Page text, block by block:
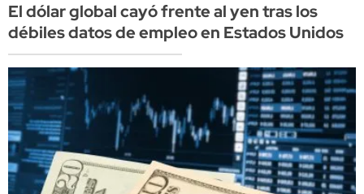
El dólar global cayó frente al yen tras los
débiles datos de empleo en Estados Unidos